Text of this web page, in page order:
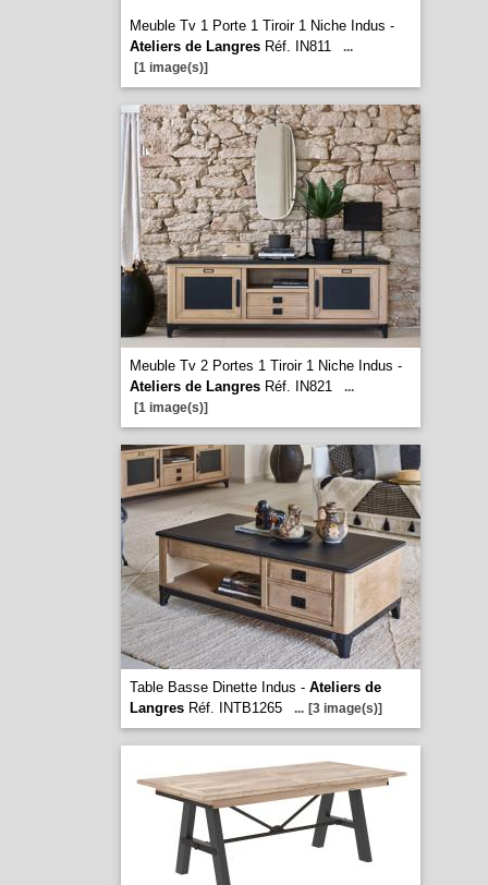
Meuble Tv 1 Porte 1 Tiroir 1 Niche Indus -
Ateliers de LangresRéf. IN811
...
[1 image(s)]
Meuble Tv 2 Portes 1 Tiroir 1 Niche Indus -
Ateliers de LangresRéf. IN821
...
[1 image(s)]
Table Basse Dinette Indus - Ateliers de
LangresRéf. INTB1265 ... [3 image(s)]